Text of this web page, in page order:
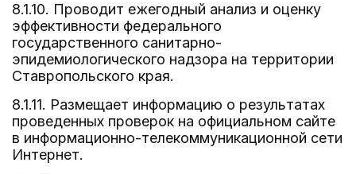
8.1.10. Проводит ежегодный анализ и оценку
эффективности федерального
государственного санитарно-
эпидемиологического надзора на территории
Ставропольского края.
8.1.11. Размещает информацию о результатах
проведенных проверок на официальном сайте
в информационно-телекоммуникационной сети
Интернет.